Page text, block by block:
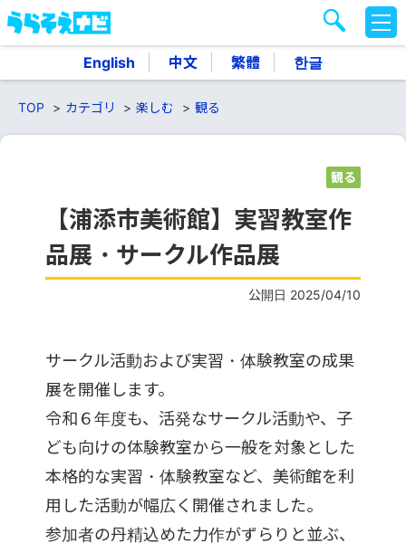
English 中文 繁體 한글
M
E
TOP カテゴリ 楽しむ 観る
観る
【浦添市美術館】実習教室作
品展・サークル作品展
公開日 2025/04/10
サークル活動および実習・体験教室の成果
展を開催します。
令和６年度も、活発なサークル活動や、子
ども向けの体験教室から一般を対象とした
本格的な実習・体験教室など、美術館を利
用した活動が幅広く開催されました。
参加者の丹精込めた力作がずらりと並ぶ、